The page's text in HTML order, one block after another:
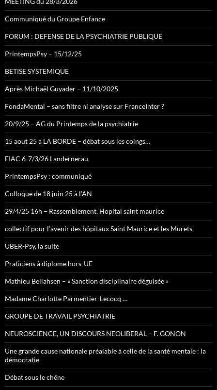
Communiqué du Groupe Enfance
FORUM : DEFENSE DE LA PSYCHIATRIE PUBLIQUE
PrintempsPsy – 15/12/25
BETISE SYSTEMIQUE
Après Michaël Guyader – 11/10/2025
FondaMental – sans filtre ni analyse sur FranceInter ?
20/9/25 – AG du Printemps de la psychiatrie
15 aout 25 a LA BORDE – débat sous les coings…
FIAC 6-7/3/26 Landernerau
PrintempsPsy : communiqué
Colloque de 18 juin 25 à l’AN
29/4/25 16h – Rassemblement, Hopital saint maurice
collectif pour l’avenir des hôpitaux Saint Maurice et les Murets
UBER-Psy, la suite
Praticiens à diplome hors-UE
Mathieu Bellahsen – « Sanction disciplinaire déguisée »
Madame Charlotte Parmentier-Lecocq …
GROUPE DE TRAVAIL PSYCHIATRIE
NEUROSCIENCE, UN DISCOURS NEOLIBERAL – F. GONON
Une grande cause nationale préalable à celle de la santé mentale : la
démocratie
Débat sous le chêne